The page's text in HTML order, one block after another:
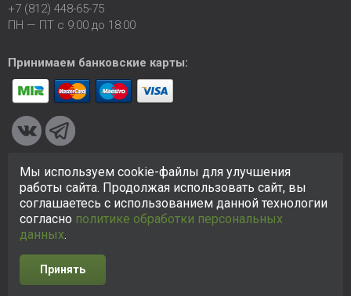
+7 (812) 448-65-75
ПН — ПТ с 9:00 до 18:00
Принимаем банковские карты:
© 2005-2026 ООО «КСК». Сайтhttps://ksk24.ruсоздан
исключительно в информационных целях и любая информация
на сайте не является публичной офертой.Политика в
отношении персональных данных
Разработка сайта
Мы используем cookie-файлы для улучшения
работы сайта. Продолжая использовать сайт, вы
соглашаетесь с использованием данной технологии
согласно политике обработки персональных
данных.
Принять